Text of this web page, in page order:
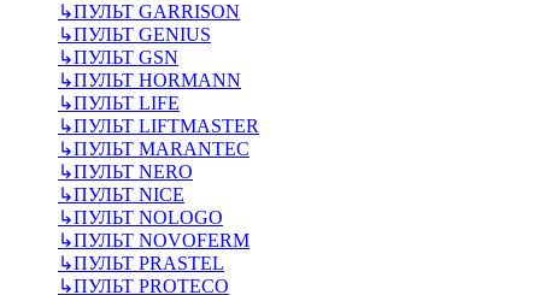
↳ПУЛЬТ GARRISON
↳ПУЛЬТ GENIUS
↳ПУЛЬТ GSN
↳ПУЛЬТ HORMANN
↳ПУЛЬТ LIFE
↳ПУЛЬТ LIFTMASTER
↳ПУЛЬТ MARANTEC
↳ПУЛЬТ NERO
↳ПУЛЬТ NICE
↳ПУЛЬТ NOLOGO
↳ПУЛЬТ NOVOFERM
↳ПУЛЬТ PRASTEL
↳ПУЛЬТ PROTECO